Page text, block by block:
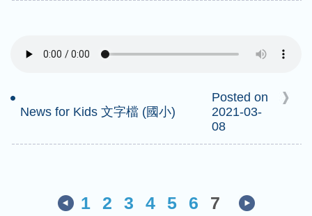
News for Kids 文字檔 (國小)
Posted on
2021-03-
08
1 2 3 4 5 6 7